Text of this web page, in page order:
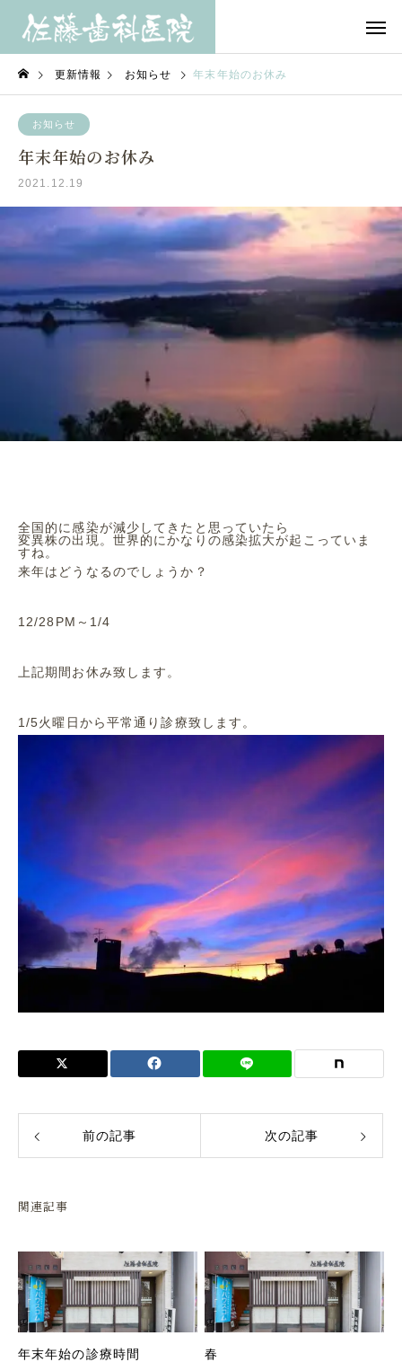
更新情報 お知らせ 年末年始のお休み
お知らせ
年末年始のお休み
2021.12.19
全国的に感染が減少してきたと思っていたら
変異株の出現。世界的にかなりの感染拡大が起こっていま
すね。
来年はどうなるのでしょうか？
12/28PM～1/4
上記期間お休み致します。
1/5火曜日から平常通り診療致します。
前の記事 次の記事
関連記事
年末年始の診療時間 春